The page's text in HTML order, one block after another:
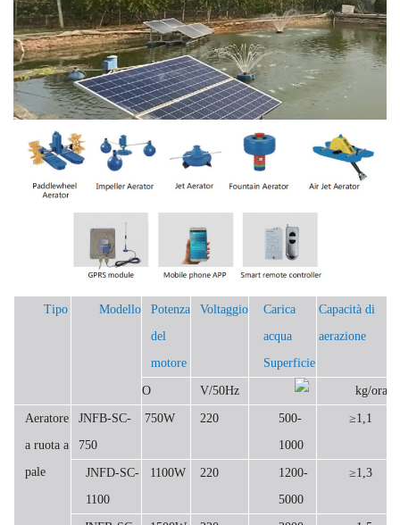
Tipo Modello
Potenza
del
motore
Voltaggio
Carica
acqua
Superficie
Capacità di
aerazione
O V/50Hz kg/ora
Aeratore
a ruota a
pale
JNFB-SC-
750
750W 220
500-
1000
≥1,1
JNFD-SC-
1100
1100W 220
1200-
5000
≥1,3